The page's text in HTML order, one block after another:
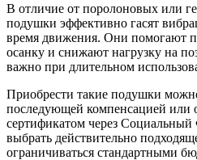
В отличие от поролоновых или
подушки эффективно гасят
время движения. Они помогают
осанку и снижают нагрузку на
важно при длительном
Приобрести такие подушки
последующей компенсацией или
сертификатом через
выбрать действительно
ограничиваться стандартными